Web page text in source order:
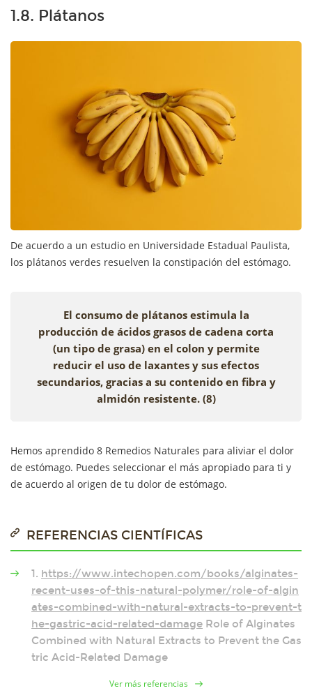
1.8. Plátanos
De acuerdo a un estudio en Universidade Estadual Paulista,
los plátanos verdes resuelven la constipación del estómago.
El consumo de plátanos estimula la
producción de ácidos grasos de cadena corta
(un tipo de grasa) en el colon y permite
reducir el uso de laxantes y sus efectos
secundarios, gracias a su contenido en fibra y
almidón resistente. (8)
Hemos aprendido 8 Remedios Naturales para aliviar el dolor
de estómago. Puedes seleccionar el más apropiado para ti y
de acuerdo al origen de tu dolor de estómago.
REFERENCIAS CIENTÍFICAS
1. https://www.intechopen.com/books/alginates-
recent-uses-of-this-natural-polymer/role-of-algin
ates-combined-with-natural-extracts-to-prevent-t
he-gastric-acid-related-damage Role of Alginates
Combined with Natural Extracts to Prevent the Gas
tric Acid-Related Damage
Ver más referencias